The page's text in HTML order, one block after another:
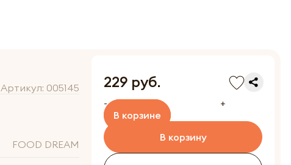
Артикул: 005145
FOOD DREAM
229 руб.
-
+
В корзине
В корзину